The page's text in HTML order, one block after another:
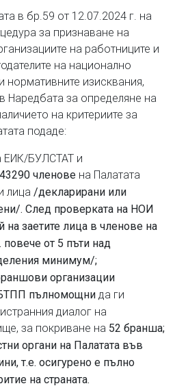
в бр.59 от 12.07.2024 г. на
за признаване на
на работниците и
на национално
нормативните изисквания,
Наредбата за определяне на
на критериите за
подаде:
ЕИК/БУЛСТАТ и
членове на Палатата
лица /декларирани или
. След проверката на НОИ
на заетите лица в членове на
от 5 пъти над
минимум/;
организации
пълномощни да ги
диалог на
за покриване на 52 бранша;
органи на Палатата във
т.е. осигурено е пълно
на страната.